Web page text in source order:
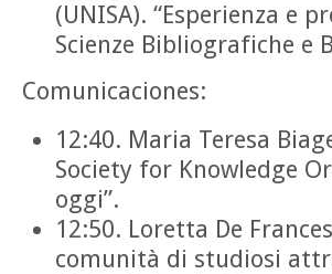
(UNISA). “Esperienza e
Scienze Bibliografiche e
Comunicaciones:
12:40. Maria Teresa
Society for Knowledge
oggi”.
12:50. Loretta De
comunità di studiosi